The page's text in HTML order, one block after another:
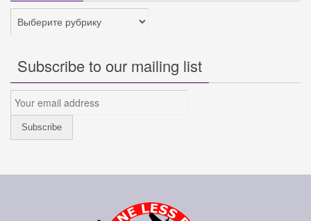
Рубрики
Subscribe to our mailing list